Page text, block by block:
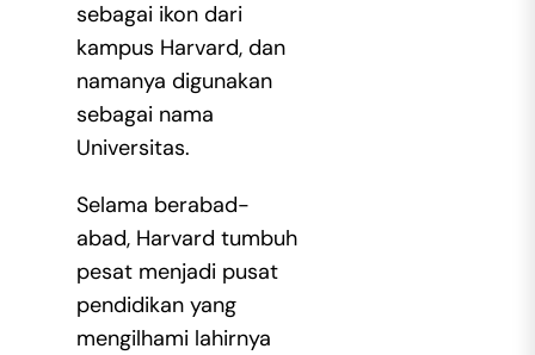
sebagai ikon dari
kampus Harvard, dan
namanya digunakan
sebagai nama
Universitas.
Selama berabad-
abad, Harvard tumbuh
pesat menjadi pusat
pendidikan yang
mengilhami lahirnya